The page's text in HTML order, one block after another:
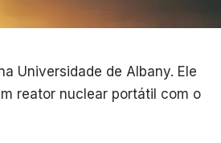
Universidade de Albany. Ele
reator nuclear portátil com o